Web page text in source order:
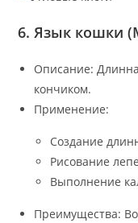
6. Язык кошки
Описание:
кончиком.
Применение:
Создание
Рисование
Выполнение
Преимущества: